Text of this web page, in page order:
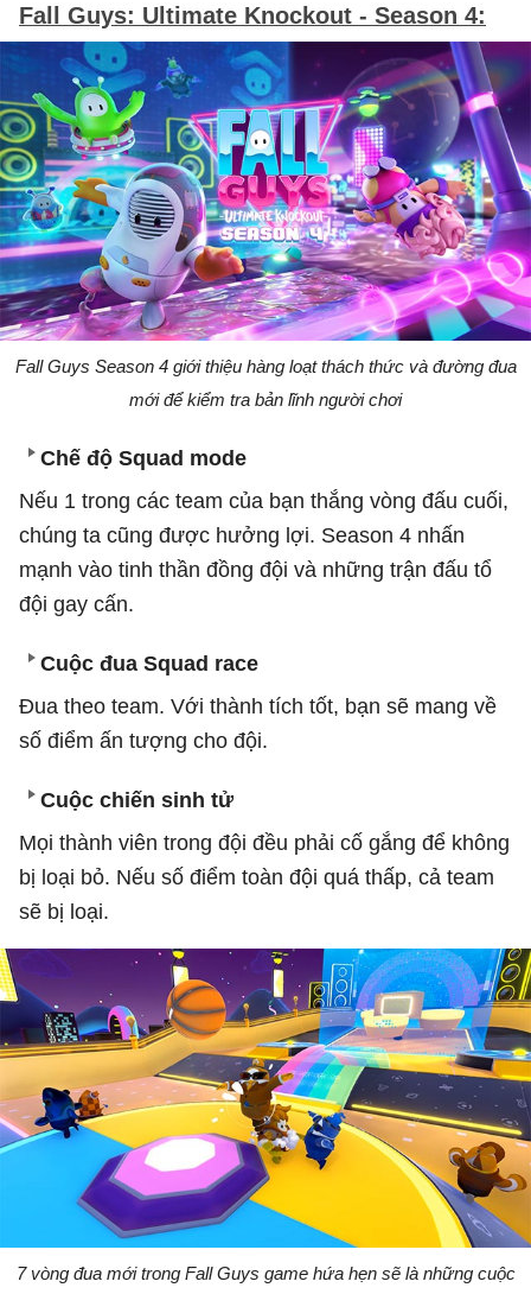
Fall Guys: Ultimate Knockout - Season 4:
Fall Guys Season 4 giới thiệu hàng loạt thách thức và đường đua
mới để kiểm tra bản lĩnh người chơi
Chế độ Squad mode
Nếu 1 trong các team của bạn thắng vòng đấu cuối,
chúng ta cũng được hưởng lợi. Season 4 nhấn
mạnh vào tinh thần đồng đội và những trận đấu tổ
đội gay cấn.
Cuộc đua Squad race
Đua theo team. Với thành tích tốt, bạn sẽ mang về
số điểm ấn tượng cho đội.
Cuộc chiến sinh tử
Mọi thành viên trong đội đều phải cố gắng để không
bị loại bỏ. Nếu số điểm toàn đội quá thấp, cả team
sẽ bị loại.
7 vòng đua mới trong Fall Guys game hứa hẹn sẽ là những cuộc